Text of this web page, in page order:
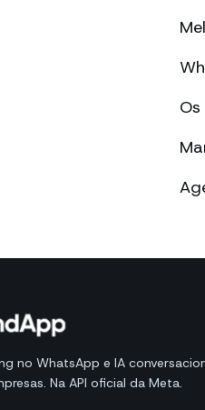
no WhatsApp e IA
Na API oficial da Meta.